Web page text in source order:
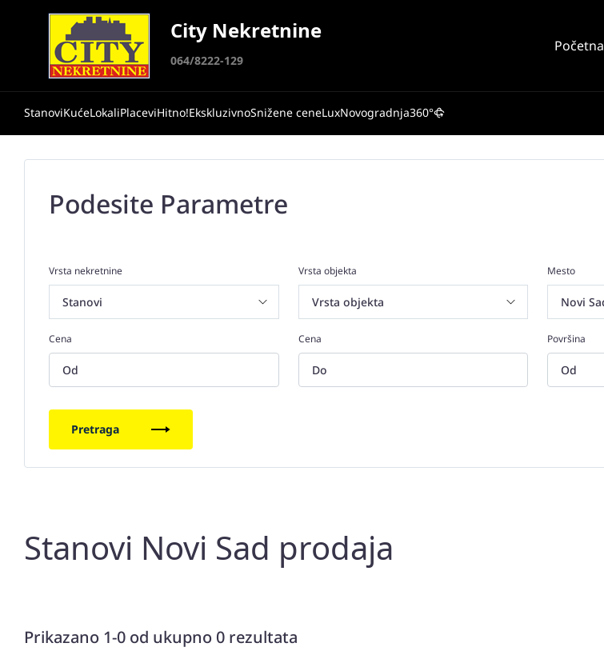
City Nekretnine
064/8222-129
Početna
StanoviKućeLokaliPlaceviHitno!EkskluzivnoSnižene ceneLuxNovogradnja360°
Podesite Parametre
Vrsta nekretnine Vrsta objekta Mesto
Cena Cena Površina
Pretraga
Stanovi Novi Sad prodaja
Prikazano 1-0 od ukupno 0 rezultata